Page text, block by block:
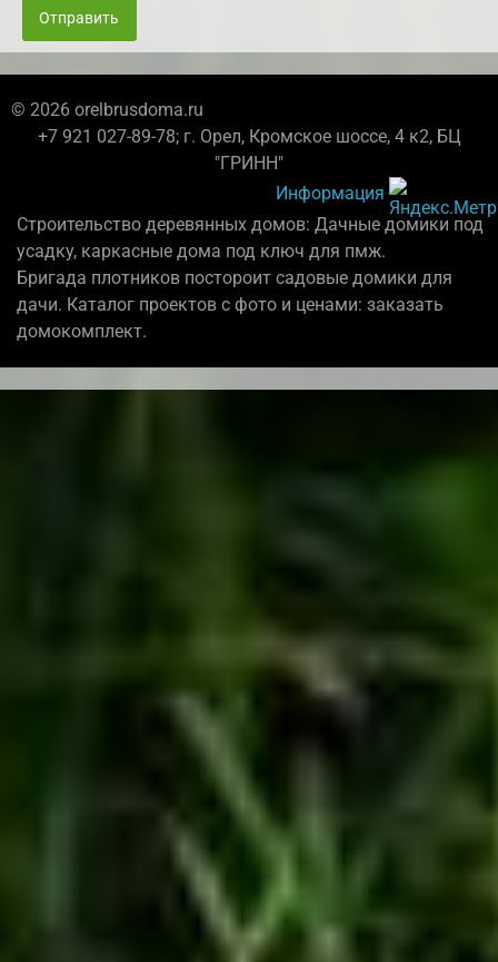
Отправить
© 2026 orelbrusdoma.ru
+7 921 027-89-78; г. Орел, Кромское шоссе, 4 к2, БЦ
"ГРИНН"
Информация
Строительство деревянных домов: Дачные домики под
усадку, каркасные дома под ключ для пмж.
Бригада плотников постороит садовые домики для
дачи. Каталог проектов с фото и ценами: заказать
домокомплект.